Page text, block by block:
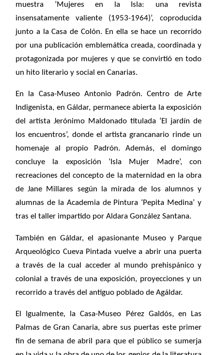
muestra ‘Mujeres en la Isla: una revista
insensatamente valiente (1953-1964)’, coproducida
junto a la Casa de Colón. En ella se hace un recorrido
por una publicación emblemática creada, coordinada y
protagonizada por mujeres y que se convirtió en todo
un hito literario y social en Canarias.
En la Casa-Museo Antonio Padrón. Centro de Arte
Indigenista, en Gáldar, permanece abierta la exposición
del artista Jerónimo Maldonado titulada ‘El jardín de
los encuentros’, donde el artista grancanario rinde un
homenaje al propio Padrón. Además, el domingo
concluye la exposición ‘Isla Mujer Madre’, con
recreaciones del concepto de la maternidad en la obra
de Jane Millares según la mirada de los alumnos y
alumnas de la Academia de Pintura ‘Pepita Medina’ y
tras el taller impartido por Aldara González Santana.
También en Gáldar, el apasionante Museo y Parque
Arqueológico Cueva Pintada vuelve a abrir una puerta
a través de la cual acceder al mundo prehispánico y
colonial a través de una exposición, proyecciones y un
recorrido a través del antiguo poblado de Agáldar.
El
Igualmente, la Casa-Museo Pérez Galdós, en Las
Palmas de Gran Canaria, abre sus puertas este primer
fin de semana de abril para que el público se sumerja